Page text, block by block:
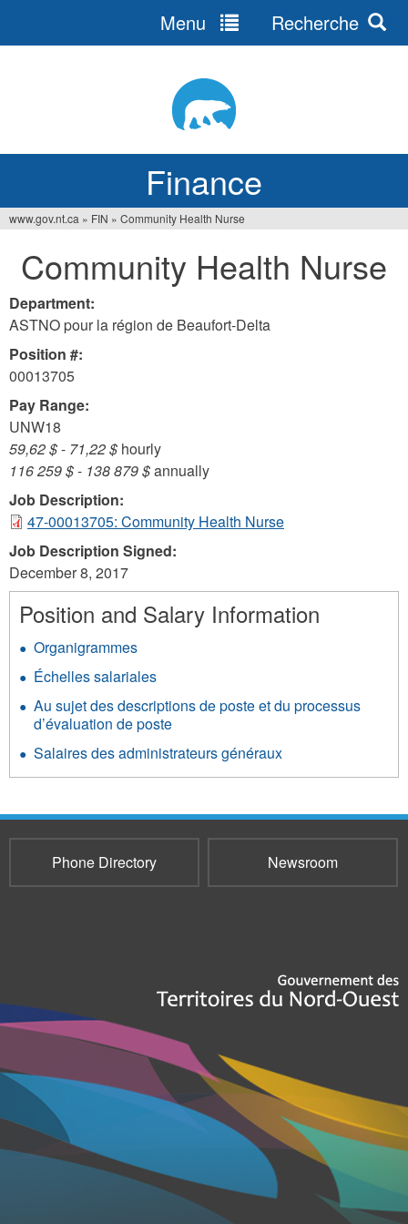
Finance
Menu Recherche
are
here
www.gov.nt.ca » FIN » Community Health Nurse
Community Health Nurse
Department:
ASTNO pour la région de Beaufort-Delta
Position #:
00013705
Pay Range:
UNW18
59,62 $- 71,22 $ hourly
116 259 $- 138 879 $annually
Job Description:
47-00013705: Community Health Nurse
Job Description Signed:
December 8, 2017
Position and Salary Information
Organigrammes
Échelles salariales
Au sujet des descriptions de poste et du processus
d’évaluation de poste
Salaires des administrateurs généraux
Phone Directory Newsroom